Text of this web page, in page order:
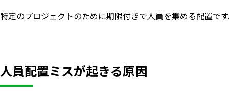
特定のプロジェクトのために期限付きで人員を集める配置で
人員配置ミスが起きる原因